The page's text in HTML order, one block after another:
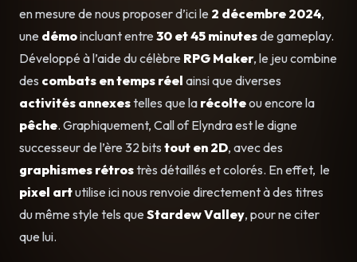
en mesure de nous proposer d’ici le 2 décembre 2024,
une démoincluant entre 30 et 45 minutesde gameplay.
Développé à l’aide du célèbre RPG Maker, le jeu combine
des combats en temps réel ainsi que diverses
activités annexestelles que la récolteou encore la
pêche. Graphiquement, Call of Elyndra est le digne
successeur de l’ère 32 bits tout en 2D, avec des
graphismes rétrostrès détaillés et colorés. En effet, le
pixel artutilise ici nous renvoie directement à des titres
du même style tels que Stardew Valley, pour ne citer
que lui.